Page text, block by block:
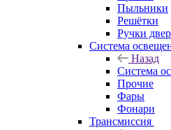
Пыльники
Решётки
Ручки
Система
Назад
Система
Прочие
Фары
Фонари
Трансмиссия